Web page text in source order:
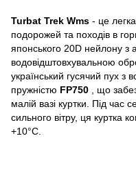
Turbat Trek Wms - це
подорожей та походів в
японського 20D нейлону
водовідштовхувальною
український гусячий пух з
пружністю FP750 , що
малій вазі куртки. Під час
сильного вітру, ця куртка
+10°C.